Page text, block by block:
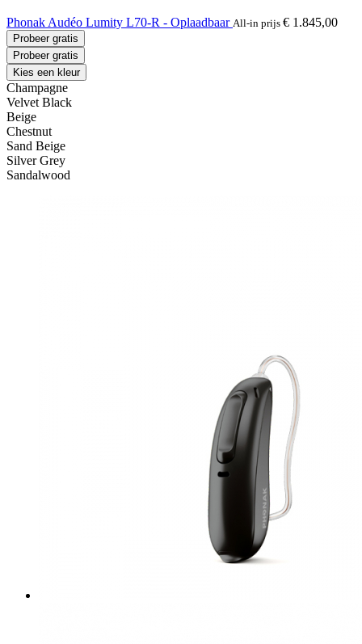
Phonak Audéo Lumity L70-R - Oplaadbaar All-in prijs € 1.845,00
Probeer gratis
Probeer gratis
Kies een kleur
Champagne
Velvet Black
Beige
Chestnut
Sand Beige
Silver Grey
Sandalwood